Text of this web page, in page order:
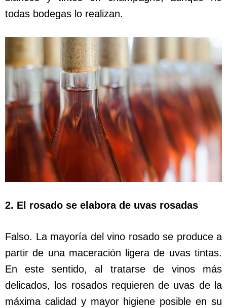
todas bodegas lo realizan.
2. El rosado se elabora de uvas rosadas
Falso. La mayoría del vino rosado se produce a
partir de una maceración ligera de uvas tintas.
En este sentido, al tratarse de vinos más
delicados, los rosados requieren de uvas de la
máxima calidad y mayor higiene posible en su